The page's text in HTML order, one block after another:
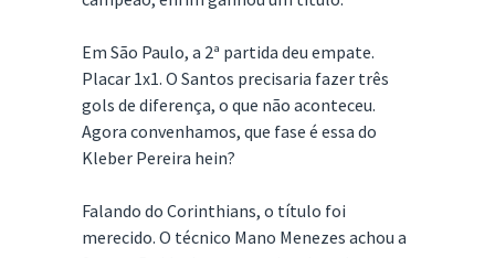
Em São Paulo, a 2ª partida deu empate.
Placar 1x1. O Santos precisaria fazer três
gols de diferença, o que não aconteceu.
Agora convenhamos, que fase é essa do
Kleber Pereira hein?
Falando do Corinthians, o título foi
merecido. O técnico Mano Menezes achou a